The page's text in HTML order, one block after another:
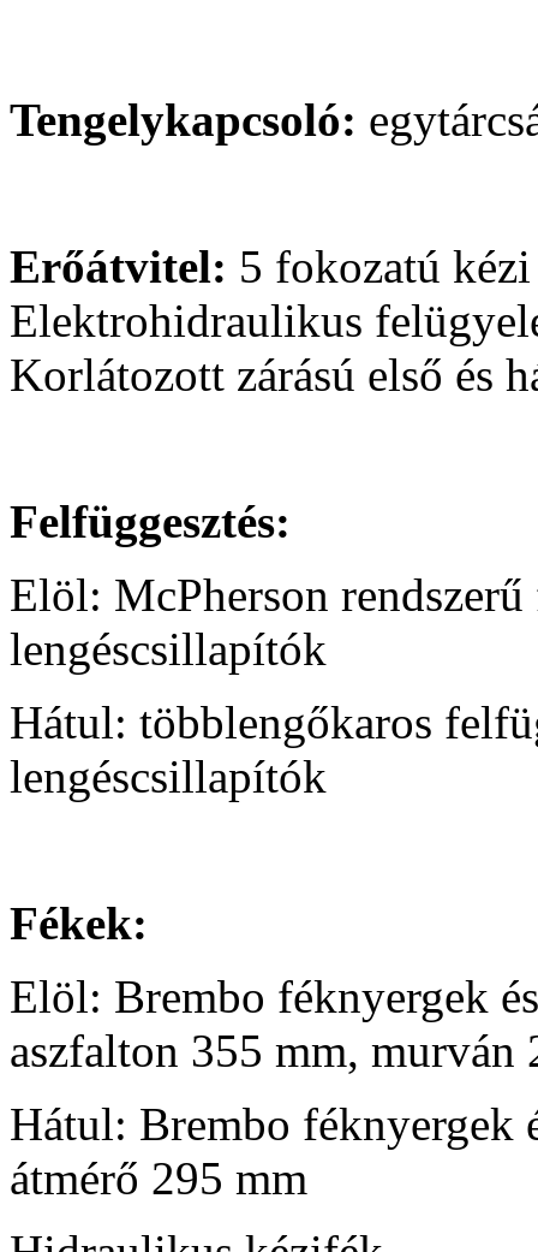
Tengelykapcsoló:
Erőátvitel: 5 fokozatú kézi
Elektrohidraulikus
Korlátozott zárású első és
Felfüggesztés:
Elöl: McPherson
lengéscsillapítók
Hátul: többlengőkaros
lengéscsillapítók
Fékek:
Elöl: Brembo féknyergek
aszfalton 355 mm, murván
Hátul: Brembo féknyergek
átmérő 295 mm